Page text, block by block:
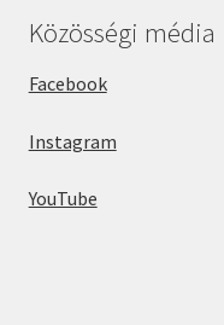
Közösségi média
Facebook
Instagram
YouTube